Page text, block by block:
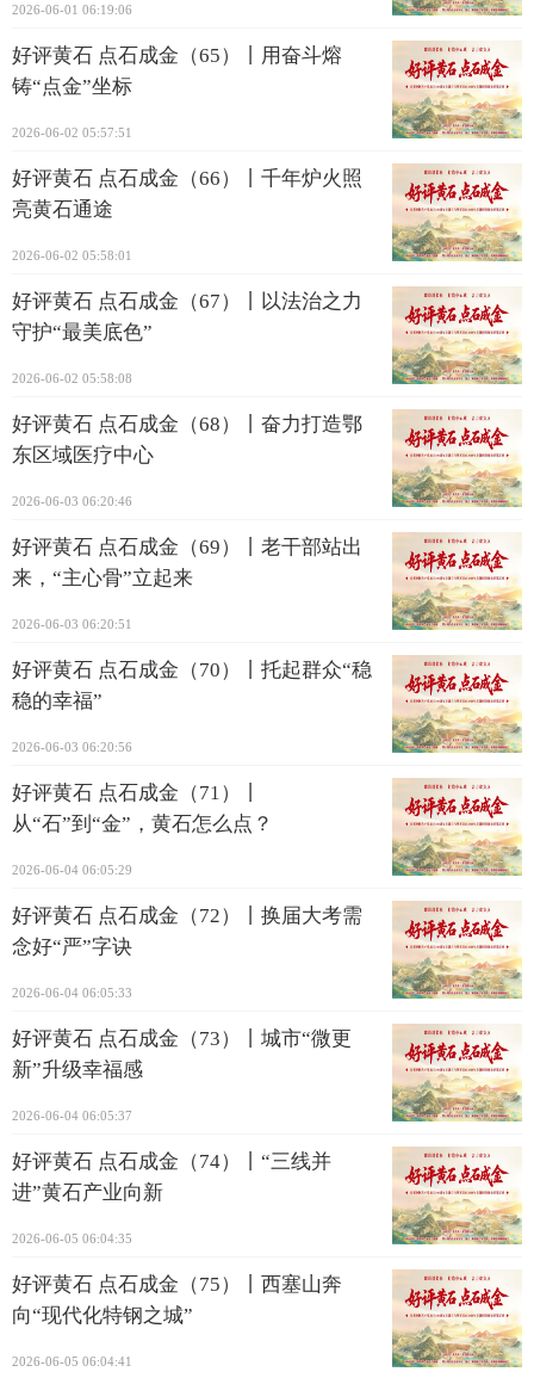
2026-06-01 06:19:06
好评黄石 点石成金（65）丨用奋斗熔
铸“点金”坐标
2026-06-02 05:57:51
好评黄石 点石成金（66）丨千年炉火照
亮黄石通途
2026-06-02 05:58:01
好评黄石 点石成金（67）丨以法治之力
守护“最美底色”
2026-06-02 05:58:08
好评黄石 点石成金（68）丨奋力打造鄂
东区域医疗中心
2026-06-03 06:20:46
好评黄石 点石成金（69）丨老干部站出
来，“主心骨”立起来
2026-06-03 06:20:51
好评黄石 点石成金（70）丨托起群众“稳
稳的幸福”
2026-06-03 06:20:56
好评黄石 点石成金（71）丨
从“石”到“金”，黄石怎么点？
2026-06-04 06:05:29
好评黄石 点石成金（72）丨换届大考需
念好“严”字诀
2026-06-04 06:05:33
好评黄石 点石成金（73）丨城市“微更
新”升级幸福感
2026-06-04 06:05:37
好评黄石 点石成金（74）丨“三线并
进”黄石产业向新
2026-06-05 06:04:35
好评黄石 点石成金（75）丨西塞山奔
向“现代化特钢之城”
2026-06-05 06:04:41